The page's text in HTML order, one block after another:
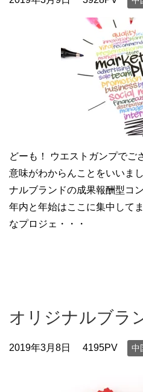
どーも！ ウエストガンプでご
意味がわからんことをいいま
ナルブランドの成果報酬型コ
年内と年始はここに集中して
なプロジェ・・・
オリジナルブラ
2019年3月8日 4195PV 中